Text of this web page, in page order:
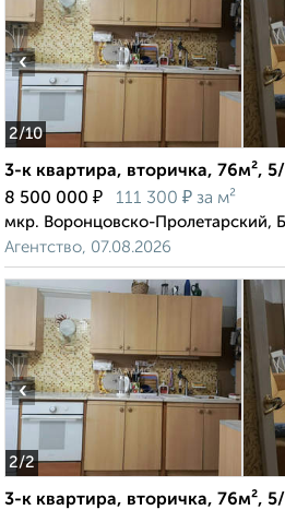
2/10
‹
3-к квартира, вторичка, 76м²,
8 500 000 ₽ 111 300 ₽ за м²
мкр. Воронцовско-Пролетарский,
Агентство, 07.08.2026
2/2
‹
3-к квартира, вторичка, 76м²,